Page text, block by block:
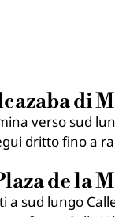
di
verso sud
dritto fino a
de la
a sud lungo